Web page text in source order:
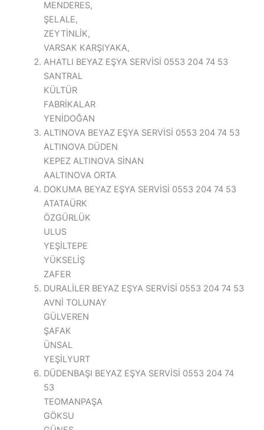
MENDERES,
ŞELALE,
ZEYTİNLİK,
VARSAK KARŞIYAKA,
AHATLI BEYAZ EŞYA SERVİSİ 0553 204 74 53
SANTRAL
KÜLTÜR
FABRİKALAR
YENİDOĞAN
ALTINOVA BEYAZ EŞYA SERVİSİ 0553 204 74 53
ALTINOVA DÜDEN
KEPEZ ALTINOVA SİNAN
AALTINOVA ORTA
DOKUMA BEYAZ EŞYA SERVİSİ 0553 204 74 53
ATATAÜRK
ÖZGÜRLÜK
ULUS
YEŞİLTEPE
YÜKSELİŞ
ZAFER
DURALİLER BEYAZ EŞYA SERVİSİ 0553 204 74 53
AVNİ TOLUNAY
GÜLVEREN
ŞAFAK
ÜNSAL
YEŞİLYURT
DÜDENBAŞI BEYAZ EŞYA SERVİSİ 0553 204 74
53
TEOMANPAŞA
GÖKSU